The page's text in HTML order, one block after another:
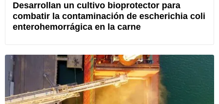
Desarrollan un cultivo bioprotector para
combatir la contaminación de escherichia coli
enterohemorrágica en la carne